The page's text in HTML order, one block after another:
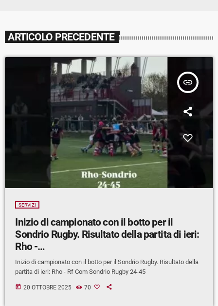
ARTICOLO PRECEDENTE
insert_link
SERVIZI
Inizio di campionato con il botto per il
Sondrio Rugby. Risultato della partita di ieri:
Rho -…
Inizio di campionato con il botto per il Sondrio Rugby. Risultato della
partita di ieri: Rho - Rf Com Sondrio Rugby 24-45
today 20 OTTOBRE 2025 70